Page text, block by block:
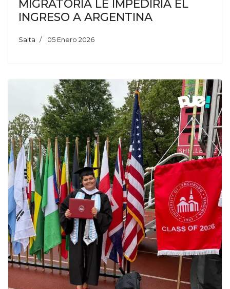
MIGRATORIA LE IMPEDIRÍA EL
INGRESO A ARGENTINA
Salta 05 Enero 2026